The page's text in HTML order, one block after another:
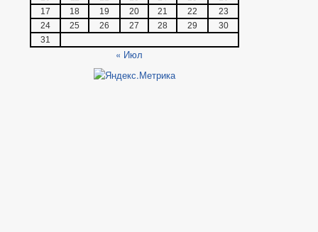
17
18 19 20 21 22
23
24
25 26 27 28 29
30
31
« Июл